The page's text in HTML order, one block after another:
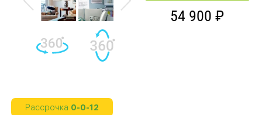
Previous Next
Рассрочка 0-0-12
54 900